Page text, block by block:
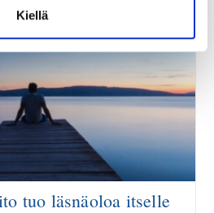
Kiellä
tuo läsnäoloa itselle